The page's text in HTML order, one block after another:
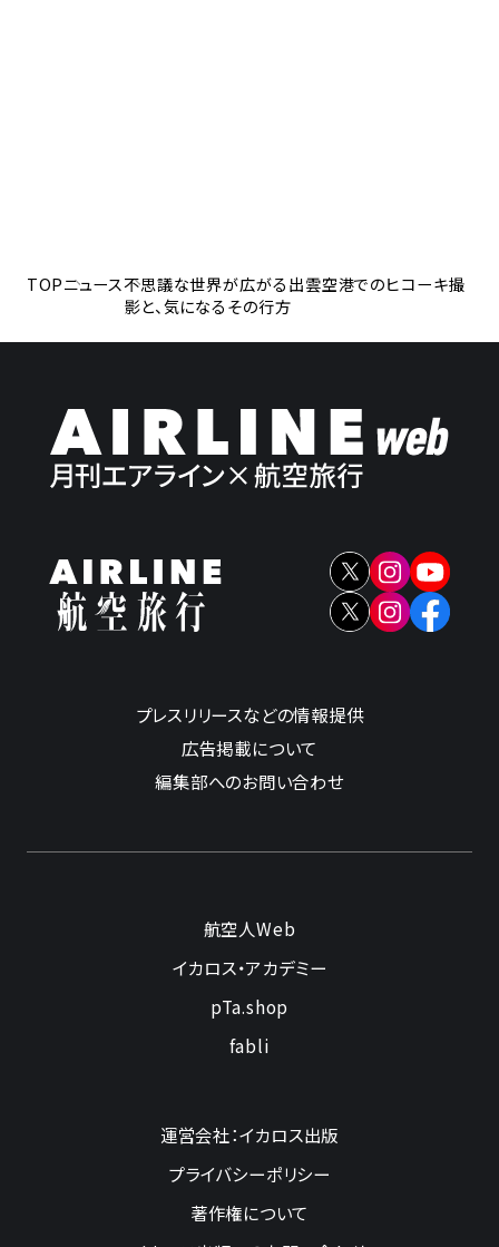
TOPニュース不思議な世界が広がる出雲空港でのヒコーキ撮
影と、気になるその行方
プレスリリースなどの情報提供
広告掲載について
編集部へのお問い合わせ
航空人Web
イカロス・アカデミー
pTa.shop
fabli
運営会社：イカロス出版
プライバシーポリシー
著作権について